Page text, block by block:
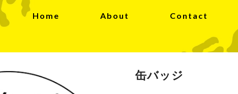
Home About Contact
缶バッジ